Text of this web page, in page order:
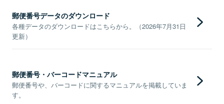
郵便番号データのダウンロード
各種データのダウンロードはこちらから。（2026年7月31日
更新）
郵便番号・バーコードマニュアル
郵便番号や、バーコードに関するマニュアルを掲載していま
す。